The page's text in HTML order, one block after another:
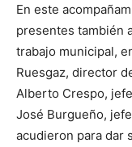
En este
presentes también
trabajo municipal,
Ruesgaz, director
Alberto Crespo,
José Burgueño,
acudieron para dar